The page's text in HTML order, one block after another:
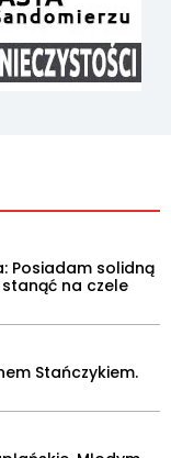
Posiadam solidną
na czele
Stańczykiem.